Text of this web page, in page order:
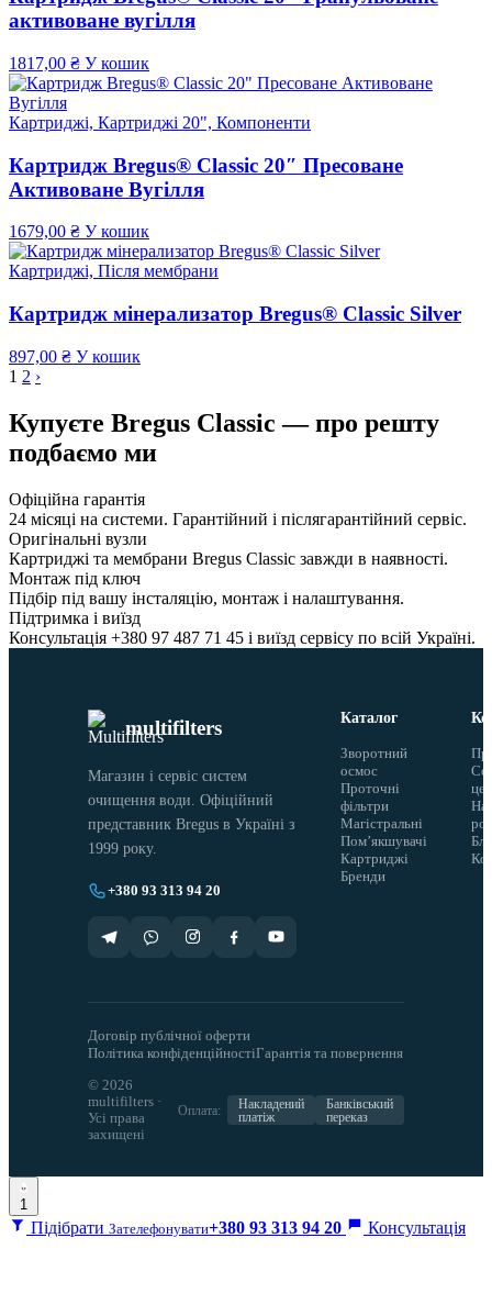
активоване вугілля
1817,00 ₴ У кошик
Картриджі, Картриджі 20", Компоненти
Картридж Bregus® Classic 20″ Пресоване
Активоване Вугілля
1679,00 ₴ У кошик
Картриджі, Після мембрани
Картридж мінерализатор Bregus® Classic Silver
897,00 ₴ У кошик
1 2 ›
Купуєте Bregus Classic — про решту
подбаємо ми
Офіційна гарантія
24 місяці на системи. Гарантійний і післягарантійний сервіс.
Оригінальні вузли
Картриджі та мембрани Bregus Classic завжди в наявності.
Монтаж під ключ
Підбір під вашу інсталяцію, монтаж і налаштування.
Підтримка і виїзд
Консультація +380 97 487 71 45 і виїзд сервісу по всій Україні.
multifilters
Магазин і сервіс систем
очищення води. Офіційний
представник Bregus в Україні з
1999 року.
+380 93 313 94 20
Каталог
Зворотний
осмос
Проточні
фільтри
Магістральні
Помʼякшувачі
Картриджі
Бренди
Договір публічної оферти
Політика конфіденційностіГарантія та повернення
© 2026
multifilters ·
Усі права
захищені
Оплата:
Накладений
платіж
Банківський
переказ
1
Підібрати Зателефонувати+380 93 313 94 20 Консультація